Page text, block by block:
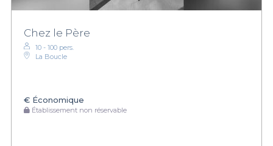
Chez le Père
10 - 100 pers.
La Boucle
€ Économique
Établissement non réservable